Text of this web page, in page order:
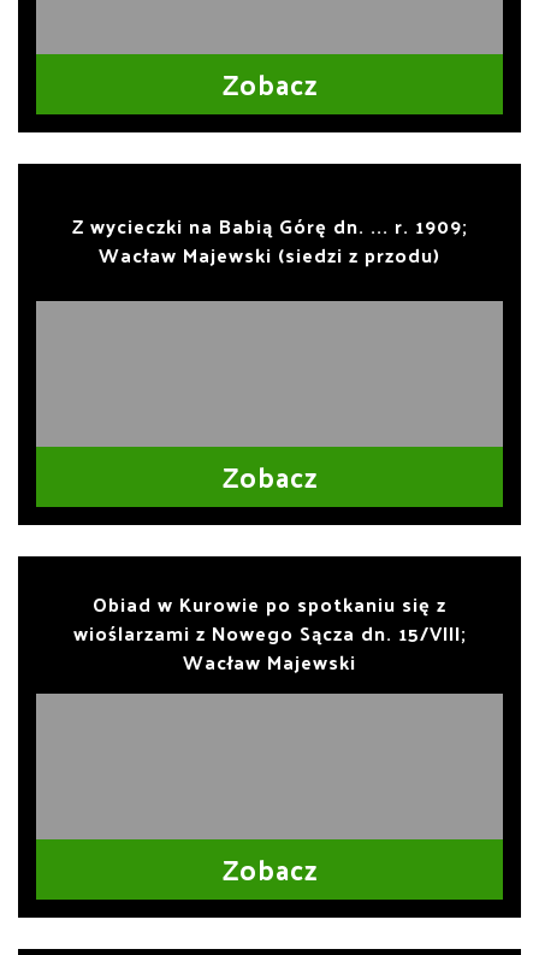
Zobacz
Z wycieczki na Babią Górę dn. ... r. 1909;
Wacław Majewski (siedzi z przodu)
Zobacz
Obiad w Kurowie po spotkaniu się z
wioślarzami z Nowego Sącza dn. 15/VIII;
Wacław Majewski
Zobacz